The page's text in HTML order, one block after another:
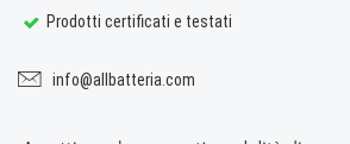
Prodotti certificati e testati
info@allbatteria.com